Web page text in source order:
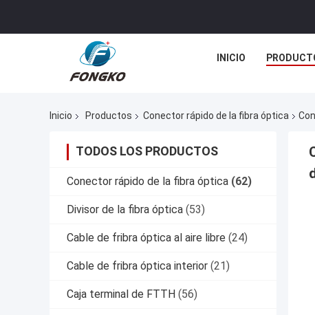
INICIO
Inicio Productos Conector rápido de la fibra óptica
TODOS LOS PRODUCTOS
Conector rápido de la fibra óptica (62)
Divisor de la fibra óptica (53)
Cable de fribra óptica al aire libre (24)
Cable de fribra óptica interior (21)
Caja terminal de FTTH (56)